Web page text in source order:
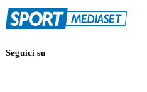
Seguici su